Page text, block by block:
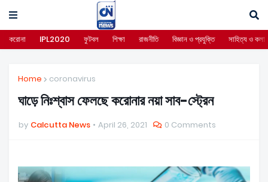
করোনা IPL2020 ফুটবল শিক্ষা রাজনীতি বিজ্ঞান ও প্রযুক্তি সাহিত্য ও কলা
Home coronavirus
ঘাড়ে নিঃশ্বাস ফেলছে করোনার নয়া সাব-স্ট্রেন
by Calcutta News April 26, 2021 0 Comments